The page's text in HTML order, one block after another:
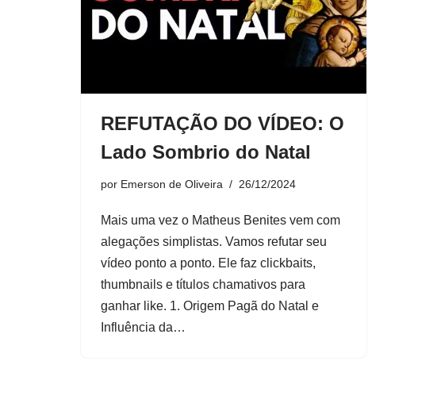
REFUTAÇÃO DO VÍDEO: O
Lado Sombrio do Natal
por Emerson de Oliveira 26/12/2024
Mais uma vez o Matheus Benites vem com
alegações simplistas. Vamos refutar seu
vídeo ponto a ponto. Ele faz clickbaits,
thumbnails e títulos chamativos para
ganhar like. 1. Origem Pagã do Natal e
Influência da…